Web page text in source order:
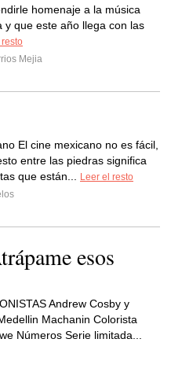
homenaje a la música
y que este año llega con las
resto
Mejia
El cine mexicano no es fácil,
entre las piedras significa
que están...
Leer el resto
esos
Andrew Cosby y
Machanin Colorista
Números Serie limitada...